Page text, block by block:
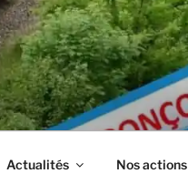
Actualités Nos actions